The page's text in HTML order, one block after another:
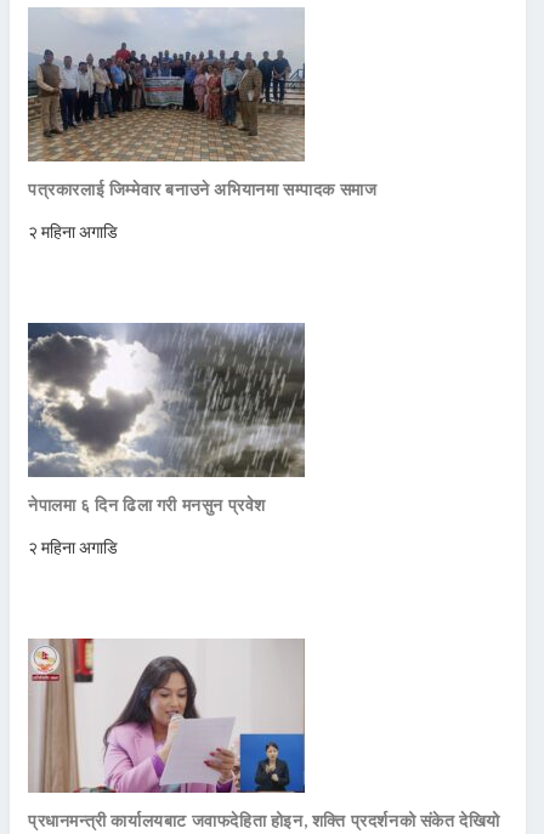
पत्रकारलाई जिम्मेवार बनाउने अभियानमा सम्पादक समाज
२ महिना अगाडि
नेपालमा ६ दिन ढिला गरी मनसुन प्रवेश
२ महिना अगाडि
प्रधानमन्त्री कार्यालयबाट जवाफदेहिता होइन, शक्ति प्रदर्शनको संकेत देखियो